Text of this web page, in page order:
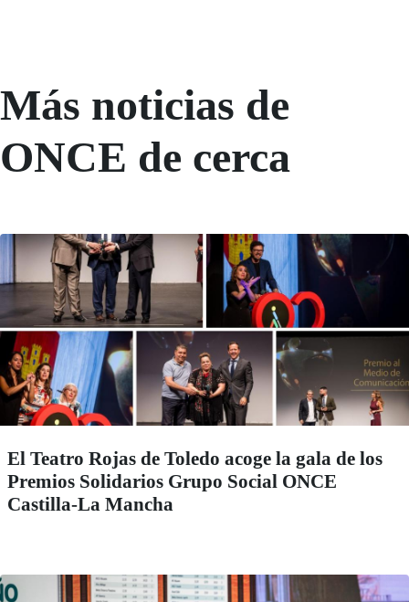
Más noticias de
ONCE de cerca
El Teatro Rojas de Toledo acoge la gala de los
Premios Solidarios Grupo Social ONCE
Castilla-La Mancha